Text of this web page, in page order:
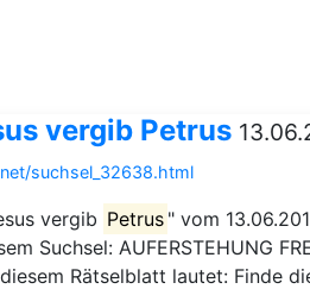
vergib Petrus
suchsel_32638.html
vergib Petrus " vom
Suchsel: AUFERSTEHUNG
Rätselblatt lautet: Finde